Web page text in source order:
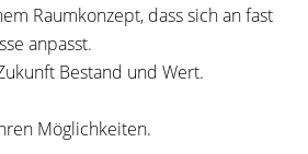
Raumkonzept, dass sich an fast
anpasst.
Bestand und Wert.
Möglichkeiten.